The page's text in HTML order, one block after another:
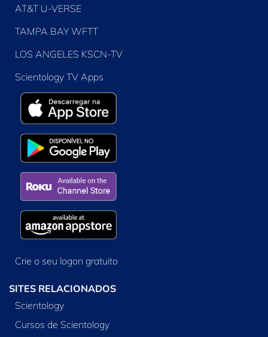
AT&T U-VERSE
TAMPA BAY WFTT
LOS ANGELES KSCN-TV
Scientology TV Apps
Crie o seu logon gratuito
SITES RELACIONADOS
Scientology
Cursos de Scientology